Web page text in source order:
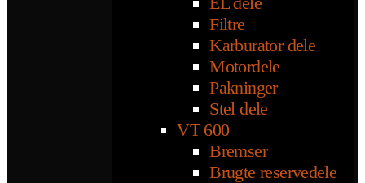
Filtre
Karburator dele
Motordele
Pakninger
Stel dele
VT 600
Bremser
Brugte reservedele